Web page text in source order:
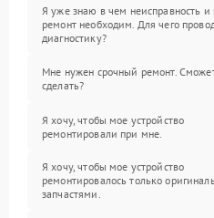
Я уже знаю в чем неисправность и
ремонт необходим. Для чего
диагностику?
Мне нужен срочный ремонт.
сделать?
Я хочу, чтобы мое устройство
ремонтировали при мне.
Я хочу, чтобы мое устройство
ремонтировалось только
запчастями.